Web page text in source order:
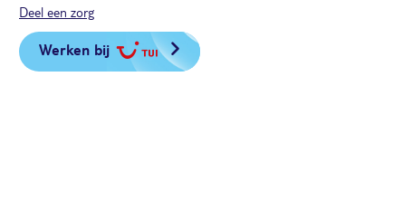
Deel een zorg
Werken bij